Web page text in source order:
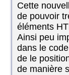
Cette
de pouvoir
éléments
Ainsi peu
dans le
de le
de manière